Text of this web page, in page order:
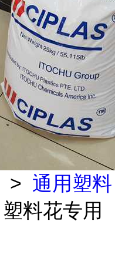
> 通用塑料
料花专用